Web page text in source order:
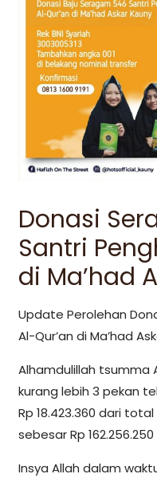
Donasi
Santri
di Ma’had
Update Perolehan
Al-Qur’an di Ma’had
Alhamdulillah tsumma
kurang lebih 3 pekan
Rp 18.423.360 dari
sebesar Rp
Insya Allah dalam